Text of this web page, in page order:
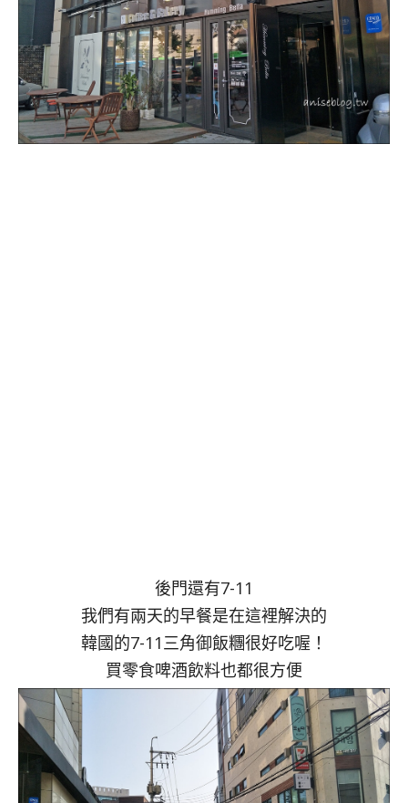
後門還有7-11
我們有兩天的早餐是在這裡解決的
韓國的7-11三角御飯糰很好吃喔！
買零食啤酒飲料也都很方便